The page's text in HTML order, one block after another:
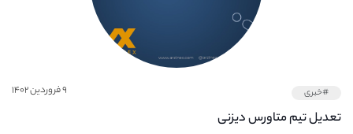
#خبری ۹ فروردین ۱۴۰۲
تعدیل تیم متاورس دیزنی